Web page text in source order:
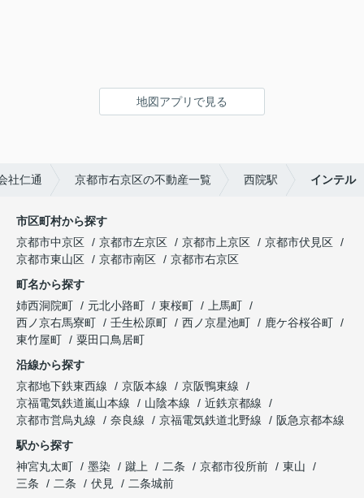
地図アプリで見る
社仁通 京都市右京区の不動産一覧 西院駅 インテル
市区町村から探す
京都市中京区
京都市左京区 京都市上京区
京都市伏見区
京都市東山区
京都市南区
京都市右京区
町名から探す
姉西洞院町
元北小路町 東桜町
上馬町
西ノ京右馬寮町
壬生松原町 西ノ京星池町
鹿ケ谷桜谷町
東竹屋町
粟田口鳥居町
沿線から探す
京都地下鉄東西線
京阪本線
京阪鴨東線
京福電気鉄道嵐山本線
山陰本線
近鉄京都線
京都市営烏丸線
奈良線 京福電気鉄道北野線
阪急京都本線
駅から探す
神宮丸太町
墨染 蹴上 二条 京都市役所前
東山
三条
二条 伏見 二条城前